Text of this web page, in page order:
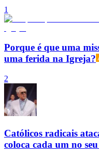
1
Porque é que uma
uma ferida na Igreja?
2
Católicos radicais
coloca cada um no